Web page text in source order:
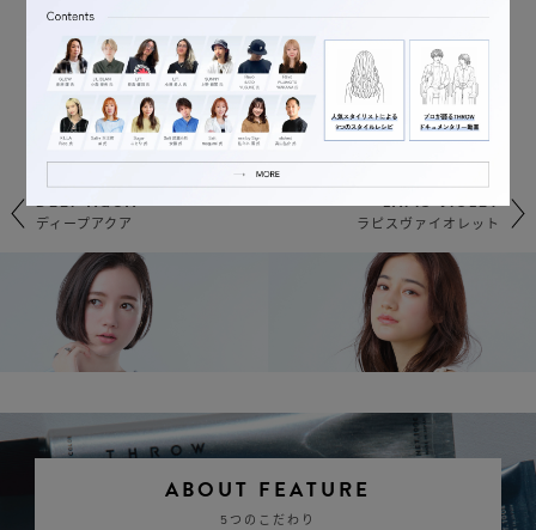
DEEP AQUA
ディープアクア
LAPIS VIOLET
ラピスヴァイオレット
ABOUT FEATURE
5つのこだわり